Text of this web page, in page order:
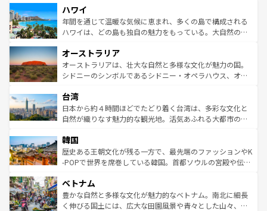
ば市内交通費無料で観光を楽しむこともできる。 なお、新
着のスイス情報はコンテンツ一覧 を参照してほしい。
のような巨大都市は、観光、ショッピング、エンターテイ
ンメントが詰まった刺激的なスポットだ。一方、アメリカ
西部には大自然が広がり、グランドキャニオンやイエロー
部のニューオーリンズでは、音楽と美食が融合した独特の
文化が魅力。旅行者はアメリカの各地域で異なる魅力を楽
しみながら、その多様性と豊かな歴史を感じることができ
ならではの贅沢な旅のスタイルだ。 なお、新着のアメリカ
情報はコンテンツ一覧を参照してほしい。
ハワイ
年間を通じて温暖な気候に恵まれ、多くの島で構成される
ハワイは、どの島も独自の魅力をもっている。大自然の神
ワイ島は見逃せない。また、定番の観光地といえばオアフ
島だが、静かな自然を求めるならマウイ島やカウアイ島が
おすすめ。エメラルドグリーンに輝く海をはじめ、豊かな
れるおもてなしの心で訪れる人々を迎えてくれるハワイの
人々、おいしいローカルフードやハワイアンミュージッ
ク、伝統的なフラダンスなど、すべてがハワイの魅力を彩
ワイを、存分に味わってほしい。 なお、新着のハワイ情報
はコンテンツ一覧を参照してほしい。
オーストラリア
オーストラリアは、壮大な自然と多様な文化が魅力の国。
シドニーのシンボルであるシドニー・オペラハウス、オー
リアリーフや大陸中央部にそびえるウルル（エアーズロッ
ク）、タスマニアの美しい原生林やケアンズの熱帯雨林な
ど、見どころがたくさん。また、カフェやワイン、オージ
いる。アクティビティも充実しており、サーフィンやダイ
ビング、ハイキングなど、アウトドア好きにはたまらな
い。オーストラリアの多彩な魅力を存分に味わいつくそ
参照してほしい。
台湾
日本から約４時間ほどでたどり着く台湾は、多彩な文化と
自然が織りなす魅力的な観光地。活気あふれる大都市の台
ン）、静ひつな山岳地帯である台湾東部など、都市の喧騒
と山間の静けさが共存しており、訪れる人に新しい発見と
驚きをもたらしてくれる。また、奥深い台湾の食文化も魅
容にもいいと評判のスイーツなど、バラエティ豊かな料理
が味わえる。 なお、新着の台湾情報は コンテンツ一覧を参
照してほしい。
韓国
歴史ある王朝文化が残る一方で、最先端のファッションやK
-POPで世界を席巻している韓国。首都ソウルの宮殿や伝統
き、地方に足を延ばせば四季折々の自然美を楽しむことが
できる。そして、キムチや焼肉、絶品のストリートフード
まで、さまざまな韓国料理が待っている。夜には、韓国な
ベトナム
豊かな自然と多様な文化が魅力的なベトナム。南北に細長
く伸びる国土には、広大な田園風景や青々とした山々、世